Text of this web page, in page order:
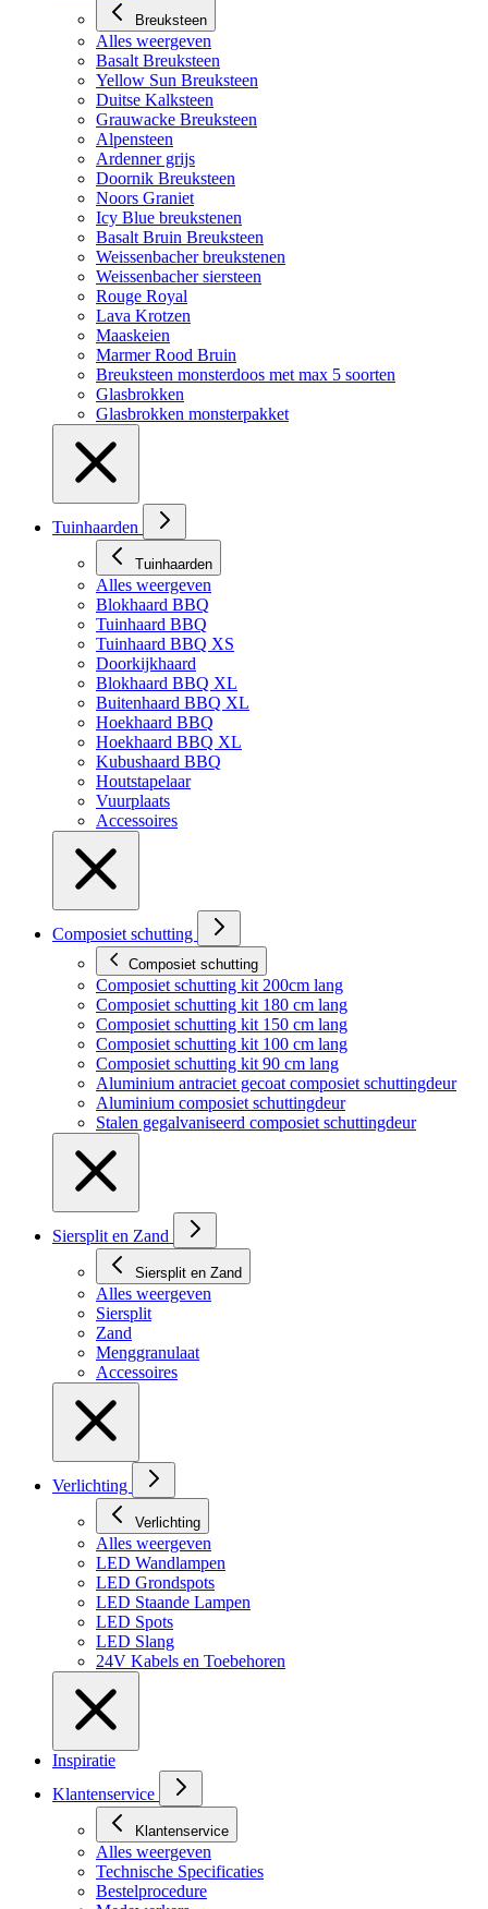
Breuksteen
Alles weergeven
Basalt Breuksteen
Yellow Sun Breuksteen
Duitse Kalksteen
Grauwacke Breuksteen
Alpensteen
Ardenner grijs
Doornik Breuksteen
Noors Graniet
Icy Blue breukstenen
Basalt Bruin Breuksteen
Weissenbacher breukstenen
Weissenbacher siersteen
Rouge Royal
Lava Krotzen
Maaskeien
Marmer Rood Bruin
Breuksteen monsterdoos met max 5 soorten
Glasbrokken
Glasbrokken monsterpakket
Tuinhaarden
Tuinhaarden
Alles weergeven
Blokhaard BBQ
Tuinhaard BBQ
Tuinhaard BBQ XS
Doorkijkhaard
Blokhaard BBQ XL
Buitenhaard BBQ XL
Hoekhaard BBQ
Hoekhaard BBQ XL
Kubushaard BBQ
Houtstapelaar
Vuurplaats
Accessoires
Composiet schutting
Composiet schutting
Composiet schutting kit 200cm lang
Composiet schutting kit 180 cm lang
Composiet schutting kit 150 cm lang
Composiet schutting kit 100 cm lang
Composiet schutting kit 90 cm lang
Aluminium antraciet gecoat composiet schuttingdeur
Aluminium composiet schuttingdeur
Stalen gegalvaniseerd composiet schuttingdeur
Siersplit en Zand
Siersplit en Zand
Alles weergeven
Siersplit
Zand
Menggranulaat
Accessoires
Verlichting
Verlichting
Alles weergeven
LED Wandlampen
LED Grondspots
LED Staande Lampen
LED Spots
LED Slang
24V Kabels en Toebehoren
Inspiratie
Klantenservice
Klantenservice
Alles weergeven
Technische Specificaties
Bestelprocedure